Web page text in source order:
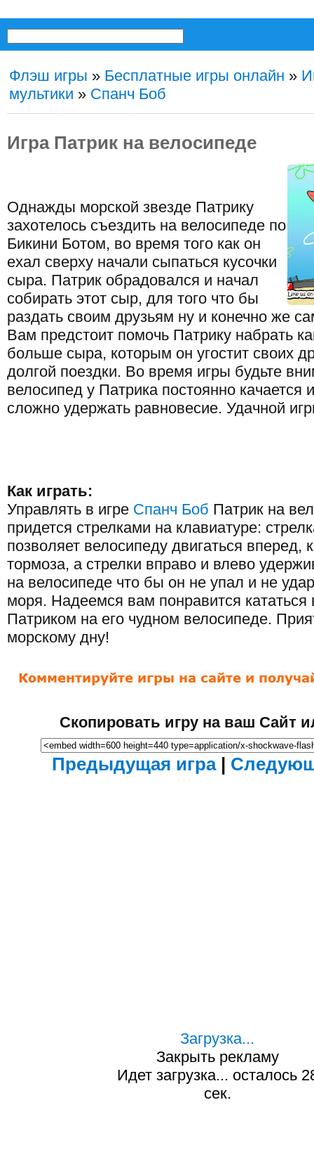
Флэш игры » Бесплатные игры онлайн »
мультики » Спанч Боб
Игра Патрик на велосипеде
Однажды морской звезде Патрику
захотелось съездить на велосипеде по
Бикини Ботом, во время того как он
ехал сверху начали сыпаться кусочки
сыра. Патрик обрадовался и начал
собирать этот сыр, для того что бы
раздать своим друзьям ну и конечно же
Вам предстоит помочь Патрику набрать
больше сыра, которым он угостит своих
долгой поездки. Во время игры будьте
велосипед у Патрика постоянно качается
сложно удержать равновесие. Удачной
Как играть:
Управлять в игре Спанч Боб Патрик на
придется стрелками на клавиатуре:
позволяет велосипеду двигаться вперед,
тормоза, а стрелки вправо и влево
на велосипеде что бы он не упал и не
моря. Надеемся вам понравится кататься
Патриком на его чудном велосипеде.
морскому дну!
Загрузка...
Закрыть рекламу
Идет загрузка... осталось
сек.
Скопировать игру на ваш Сайт
Предыдущая игра|